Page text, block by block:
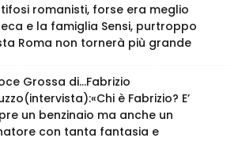
romanisti, forse era meglio
e la famiglia Sensi, purtroppo
Roma non tornerà più grande
Grossa di…Fabrizio
è Fabrizio? E’
un benzinaio ma anche un
con tanta fantasia e